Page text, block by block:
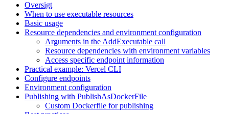
Oversigt
When to use executable resources
Basic usage
Resource dependencies and environment configuration
Arguments in the AddExecutable call
Resource dependencies with environment variables
Access specific endpoint information
Practical example: Vercel CLI
Configure endpoints
Environment configuration
Publishing with PublishAsDockerFile
Custom Dockerfile for publishing